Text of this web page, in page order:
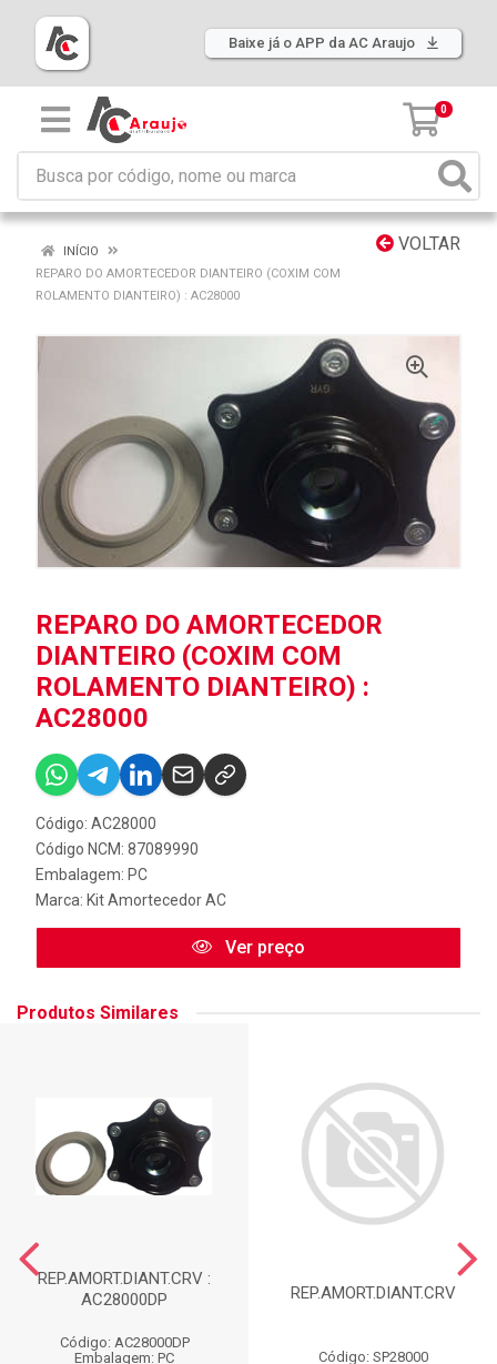
Baixe já o APP da AC Araujo
0
VOLTAR
INÍCIO
REPARO DO AMORTECEDOR DIANTEIRO (COXIM COM
ROLAMENTO DIANTEIRO) : AC28000
REPARO DO AMORTECEDOR
DIANTEIRO (COXIM COM
ROLAMENTO DIANTEIRO) :
AC28000
Código: AC28000
Código NCM: 87089990
Embalagem: PC
Marca: Kit Amortecedor AC
Ver preço
Produtos Similares
REP.AMORT.DIANT.CRV :
AC28000DP
Código: AC28000DP
Embalagem: PC
REP.AMORT.DIANT.CRV
Código: SP28000